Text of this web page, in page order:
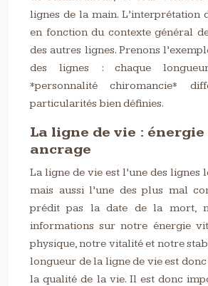
lignes de la main. L’interprétation
en fonction du contexte général
des autres lignes. Prenons
des lignes : chaque
*personnalité chiromancie*
particularités bien définies.
La ligne de vie :
ancrage
La ligne de vie est l’une des lignes
mais aussi l’une des plus mal
prédit pas la date de la mort,
informations sur notre énergie
physique, notre vitalité et notre
longueur de la ligne de vie est
la qualité de la vie. Il est donc